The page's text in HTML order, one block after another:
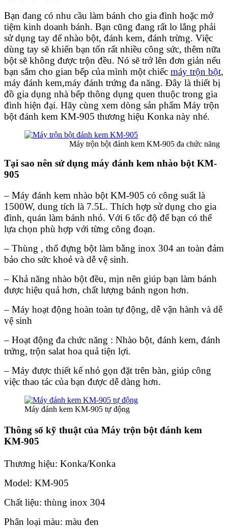
Bạn đang có nhu cầu làm bánh cho gia đình hoặc mở
tiệm kinh doanh bánh. Bạn cũng đang rất lo lắng phải
sử dụng tay để nhào bột, đánh kem, đánh trừng. Việc
dùng tay sẽ khiến bạn tốn rất nhiều công sức, thêm nữa
bột sẽ không được trộn đều. Nó sẽ trở lên đơn giản nếu
bạn sắm cho gian bếp của mình một chiếc máy trộn bột,
máy đánh kem,máy đánh trứng đa năng. Đây là thiết bị
đồ gia dụng nhà bếp thông dụng quen thuộc trong gia
đình hiện đại. Hãy cùng xem dòng sản phẩm Máy trộn
bột đánh kem KM-905 thương hiệu Konka này nhé.
Máy trộn bột đánh kem KM-905 đa chức năng
Tại sao nên sử dụng máy đánh kem nhào bột KM-
905
– Máy đánh kem nhào bột KM-905 có công suất là
1500W, dung tích là 7.5L. Thích hợp sử dụng cho gia
đình, quán làm bánh nhỏ. Với 6 tốc độ để bạn có thể
lựa chọn phù hợp với từng công đoạn.
– Thùng , thố đựng bột làm bằng inox 304 an toàn đảm
bảo cho sức khoẻ và dễ vệ sinh.
– Khả năng nhào bột đều, mịn nên giúp bạn làm bánh
được hiệu quả hơn, chất lượng bánh ngon hơn.
– Máy hoạt động hoàn toàn tự động, dễ vận hành và dễ
vệ sinh
– Hoạt động đa chức năng : Nhào bột, đánh kem, đánh
trứng, trộn salat hoa quả tiện lợi.
– Máy được thiết kế nhỏ gọn đặt trên bàn, giúp công
việc thao tác của bạn được dễ dàng hơn.
Máy đánh kem KM-905 tự động
Thông số kỹ thuật của Máy trộn bột đánh kem
KM-905
Thương hiệu: Konka/Konka
Model: KM-905
Chất liệu: thùng inox 304
Phân loại màu: màu đen